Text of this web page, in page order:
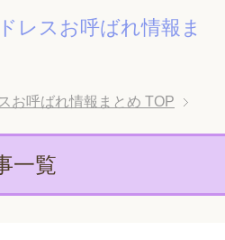
レスお呼ばれ情報ま
お呼ばれ情報まとめ TOP
一覧